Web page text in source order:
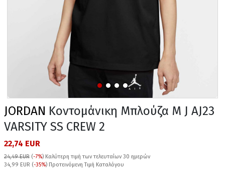
JORDAN Κοντομάνικη Μπλούζα M J AJ23
VARSITY SS CREW 2
22,74 EUR
24,49 EUR (-7%) Καλύτερη τιμή των τελευταίων 30 ημερών
34,99 EUR (-35%) Προτεινόμενη Τιμή Καταλόγου